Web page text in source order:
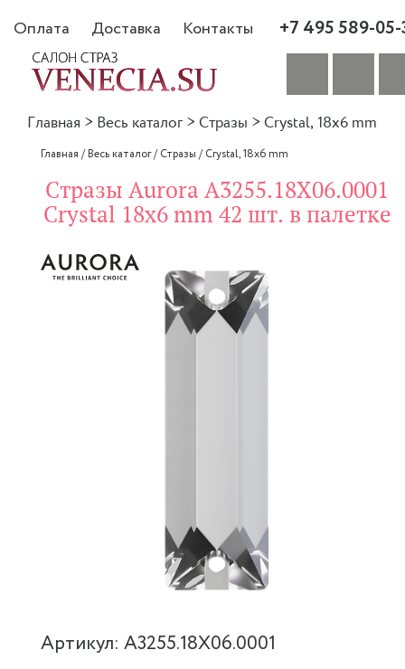
Оплата Доставка Контакты +7 495 589-
Главная > Весь каталог > Стразы > Crystal, 18x6 mm
Главная /Весь каталог/Стразы /Crystal, 18x6 mm
Стразы Aurora A3255.18X06.0001
Crystal 18x6 mm 42 шт. в палетке
Артикул: A3255.18X06.0001